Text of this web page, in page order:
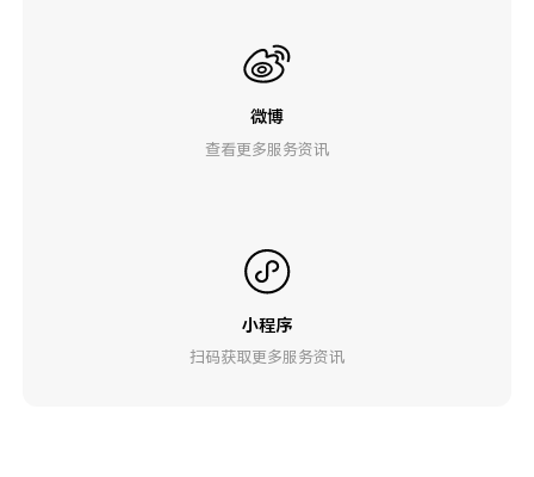
微博
查看更多服务资讯
小程序
扫码获取更多服务资讯